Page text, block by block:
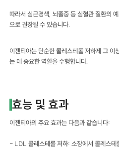
따라서 심근경색, 뇌졸중 등 심혈관 질환의
으로 권장될 수 있습니다.
이젠티아는 단순한 콜레스테롤 저하제 그
는 데 중요한 역할을 수행합니다.
효능 및 효과
이젠티아의 주요 효과는 다음과 같습니다:
- LDL 콜레스테롤 저하: 소장에서 콜레스